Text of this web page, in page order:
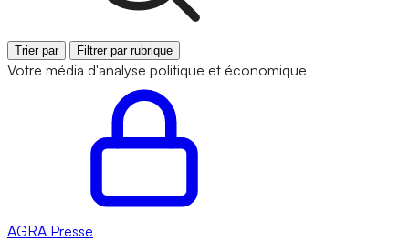
Trier par Filtrer par rubrique
Votre média d'analyse politique et économique
AGRA Presse